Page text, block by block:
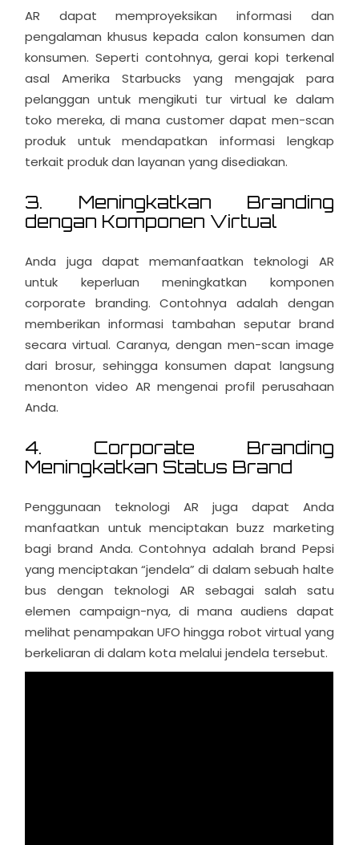
AR dapat memproyeksikan informasi dan
pengalaman khusus kepada calon konsumen dan
konsumen. Seperti contohnya, gerai kopi terkenal
asal Amerika Starbucks yang mengajak para
pelanggan untuk mengikuti tur virtual ke dalam
toko mereka, di mana customer dapat men-scan
produk untuk mendapatkan informasi lengkap
terkait produk dan layanan yang disediakan.
3. Meningkatkan Branding
dengan Komponen Virtual
Anda juga dapat memanfaatkan teknologi AR
untuk keperluan meningkatkan komponen
corporate branding. Contohnya adalah dengan
memberikan informasi tambahan seputar brand
secara virtual. Caranya, dengan men-scan image
dari brosur, sehingga konsumen dapat langsung
menonton video AR mengenai profil perusahaan
Anda.
4. Corporate Branding
Meningkatkan Status Brand
Penggunaan teknologi AR juga dapat Anda
manfaatkan untuk menciptakan buzz marketing
bagi brand Anda. Contohnya adalah brand Pepsi
yang menciptakan “jendela” di dalam sebuah halte
bus dengan teknologi AR sebagai salah satu
elemen campaign-nya, di mana audiens dapat
melihat penampakan UFO hingga robot virtual yang
berkeliaran di dalam kota melalui jendela tersebut.